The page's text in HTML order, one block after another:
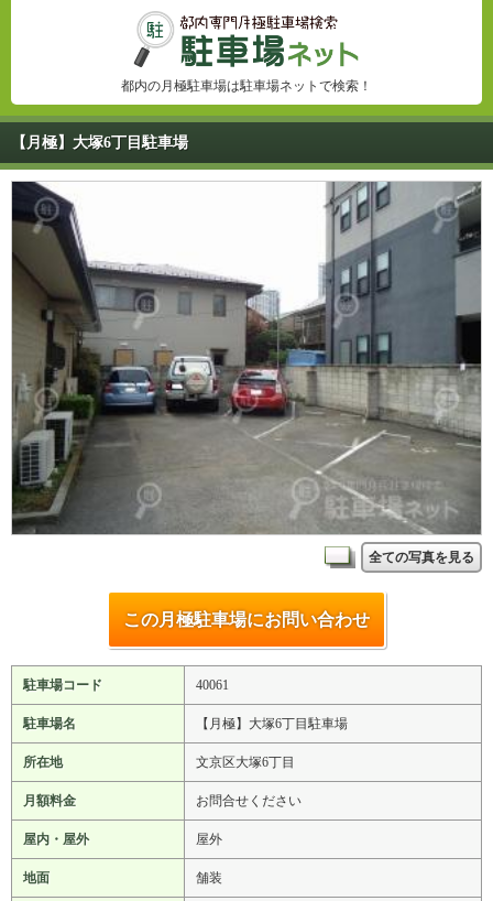
都内の月極駐車場は駐車場ネットで検索！
【月極】大塚6丁目駐車場
全ての写真を見る
この月極駐車場にお問い合わせ
駐車場コード 40061
駐車場名 【月極】大塚6丁目駐車場
所在地 文京区大塚6丁目
月額料金 お問合せください
屋内・屋外 屋外
地面 舗装